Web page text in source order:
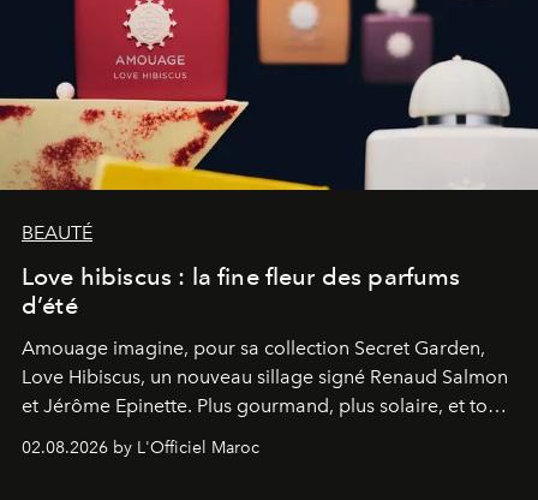
BEAUTÉ
Love hibiscus : la fine fleur des parfums
d’été
Amouage imagine, pour sa collection Secret Garden,
Love Hibiscus, un nouveau sillage signé Renaud Salmon
et Jérôme Epinette. Plus gourmand, plus solaire, et tout
à fait irrésistible.
02.08.2026 by L'Officiel Maroc